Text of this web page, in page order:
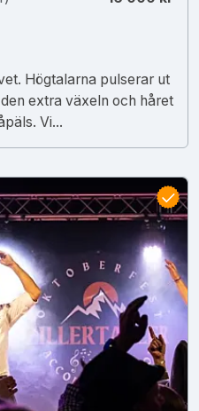
Högtalarna pulserar ut
extra växeln och håret
Vi...